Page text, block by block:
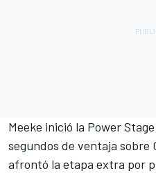
Meeke inició la Power
segundos de ventaja sobre
afrontó la etapa extra por